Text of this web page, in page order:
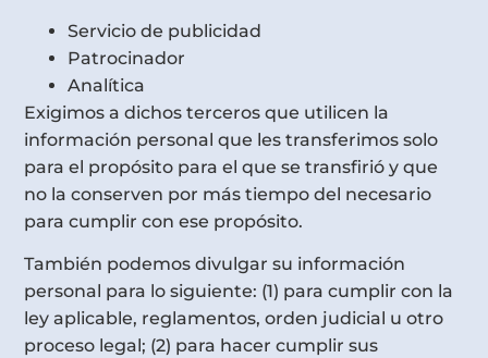
Servicio de publicidad
Patrocinador
Analítica
Exigimos a dichos terceros que utilicen la
información personal que les transferimos solo
para el propósito para el que se transfirió y que
no la conserven por más tiempo del necesario
para cumplir con ese propósito.
También podemos divulgar su información
personal para lo siguiente: (1) para cumplir con la
ley aplicable, reglamentos, orden judicial u otro
proceso legal; (2) para hacer cumplir sus